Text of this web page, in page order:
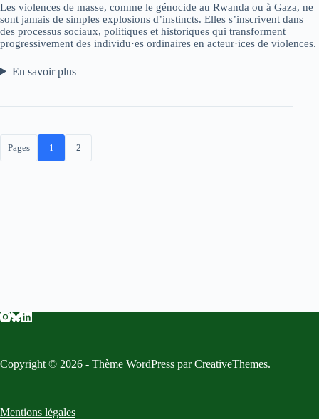
Les violences de masse, comme le génocide au Rwanda ou à Gaza, ne
sont jamais de simples explosions d’instincts. Elles s’inscrivent dans
des processus sociaux, politiques et historiques qui transforment
progressivement des individu·es ordinaires en acteur·ices de violences.
En savoir plus
Pages 1 2
Copyright © 2026 - Thème WordPress parCreativeThemes.
Mentions légales